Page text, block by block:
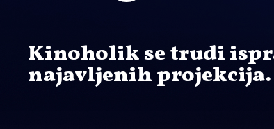
Kinoholik se trudi
najavljenih projekcija.